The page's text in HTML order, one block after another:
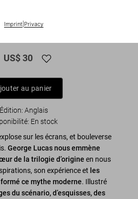
Imprint| Privacy1977–1983. 45th
US$ 30
au panier
Édition: Anglais
: En stock
sur les écrans, et bouleverse
George Lucas nous emmène
de la trilogie d’origine en nous
son expérience et les
ce mythe moderne. Illustré
du scénario, d’esquisses, des